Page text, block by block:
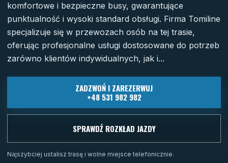
komfortowe i bezpieczne busy, gwarantujące
punktualność i wysoki standard obsługi. Firma Tomiline
specjalizuje się w przewozach osób na tej trasie,
oferując profesjonalne usługi dostosowane do potrzeb
zarówno klientów indywidualnych, jak i...
ZADZWOŃ I ZAREZERWUJ
+48 531 982 982
SPRAWDŹ ROZKŁAD JAZDY
Najszybciej ustalisz trasę i wolne miejsce telefonicznie.